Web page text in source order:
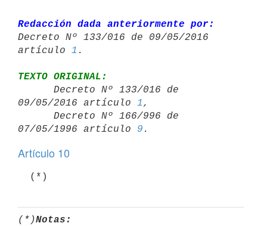
Redacción dada anteriormente por:
Decreto Nº 133/016 de 09/05/2016
artículo 1
TEXTO ORIGINAL:
09/05/2016 artículo 1 ,
07/05/1996 artículo 9
Artículo 10
(*)Notas: